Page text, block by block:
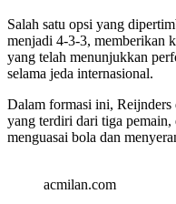
Salah satu opsi yang
menjadi 4-3-3, memberikan
yang telah menunjukkan
selama jeda internasional.
Dalam formasi ini, Reijnders
yang terdiri dari tiga pemain,
menguasai bola dan
acmilan.com